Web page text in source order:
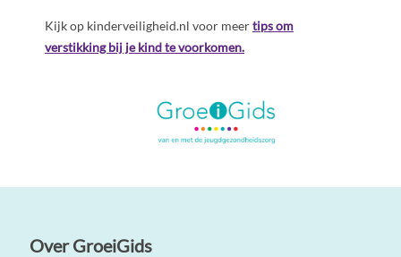
Kijk op kinderveiligheid.nl voor meertips om
verstikking bij je kind te voorkomen.
Over GroeiGids